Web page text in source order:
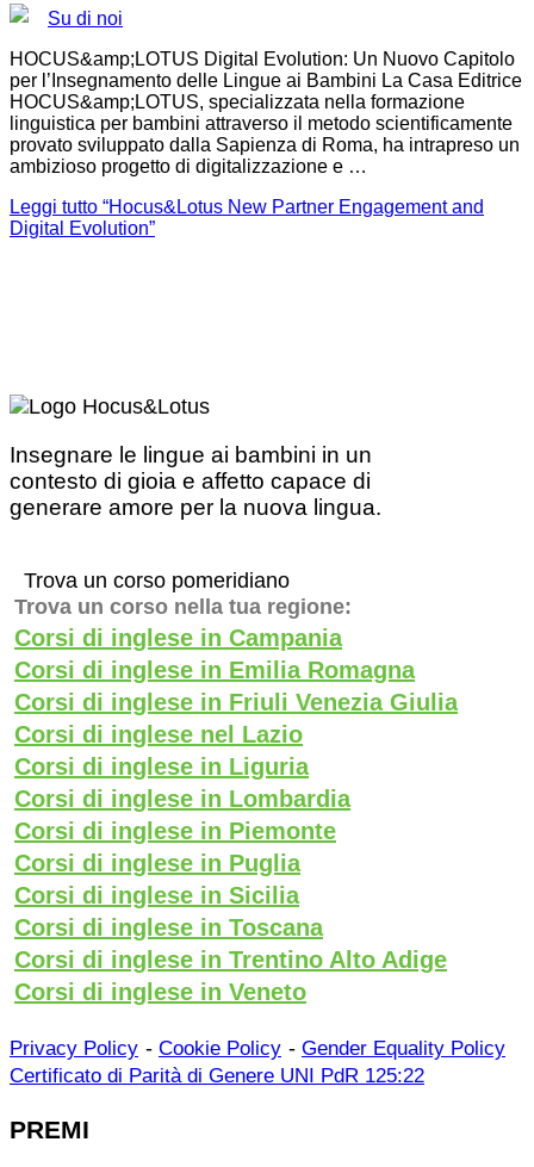
Su di noi
HOCUS&amp;LOTUS Digital Evolution: Un Nuovo Capitolo
per l’Insegnamento delle Lingue ai Bambini La Casa Editrice
HOCUS&amp;LOTUS, specializzata nella formazione
linguistica per bambini attraverso il metodo scientificamente
provato sviluppato dalla Sapienza di Roma, ha intrapreso un
ambizioso progetto di digitalizzazione e …
Leggi tutto “Hocus&Lotus New Partner Engagement and
Digital Evolution”
Insegnare le lingue ai bambini in un
contesto di gioia e affetto capace di
generare amore per la nuova lingua.
Trova un corso pomeridiano
Trova un corso nella tua regione:
Corsi di inglese in Campania
Corsi di inglese in Emilia Romagna
Corsi di inglese in Friuli Venezia Giulia
Corsi di inglese nel Lazio
Corsi di inglese in Liguria
Corsi di inglese in Lombardia
Corsi di inglese in Piemonte
Corsi di inglese in Puglia
Corsi di inglese in Sicilia
Corsi di inglese in Toscana
Corsi di inglese in Trentino Alto Adige
Corsi di inglese in Veneto
Privacy Policy - Cookie Policy - Gender Equality Policy
Certificato di Parità di Genere UNI PdR 125:22
PREMI